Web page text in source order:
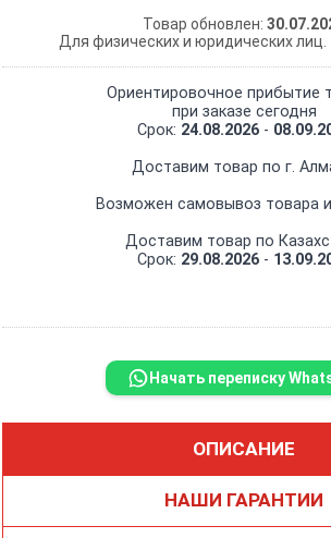
Товар обновлен:
Для физических и юридических лиц.
Ориентировочное прибытие
при заказе сегодня
Срок: 24.08.2026-
Доставим товар по г.
Возможен самовывоз товара
Доставим товар по
Срок: 29.08.2026-
Начать переписку
ОПИСАНИЕ
НАШИ ГАРАНТИИ